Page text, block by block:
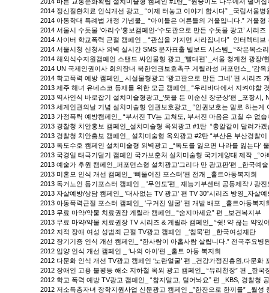
2014 정신질환치료 인식개선 광고_ “이제 터놓고 이야기 합시다” _국립서울
2014 아동학대 특례법 개정 기념물_ “아이들은 어른들의 거울입니다.” 거울
2014 서울시 수돗물 ‘아리수’홍보캠페인-‘수도관으로 만든 수돗물 광고’ 시리
2014 사이버 학교폭력 근절 캠페인 _ “관심을 가지면 사라집니다” 인터렉티
2014 서울시청 신청사 외벽 실시간 SMS 문자표출 빌보드 시스템_ “작은목소
2014 해외식수지원캠페인 스탠드 싸인물형 광고_‘빨대편’ _서울 청계천 광장/
2014 UN 국제인권이사 회의장내 북한인권보호촉구 게릴라성 퍼포먼스_ '감
2014 학교폭력 예방 캠페인_ 시설물형광고 ‘광고판으로 만든 그네’ 편 시리즈
2013 제주 해녀 유네스코 등재를 위한 모금 캠페인_ “우리바다에서 지켜야
2013 역사인식 바로잡기 설치미술형광고_‘붓을 든 이순신 장군상’편 _포항시,
2013 세계인권의날 기념 설치미술형 인권보호광고_ “인권보호는 말로 하는
2013 가정폭력 예방캠페인_ “부서진 TV는 고쳐도, 부서진 마음은 고칠 수 없
2013 경찰청 치안홍보 캠페인_설치미술형 옥외광고 #1탄 “총알같이 달려가
2013 경찰청 치안홍보 캠페인_ 설치미술형 옥외광고 #2탄 “부산은 부산경찰
2013 독도수호 캠페인 설치미술형 외벽광고 _“독도를 잃으면 나라를 잃는다'
2013 국경일 태극기달기 캠페인 국가보훈처 설치미술형 국기게양대 제작 _“
2013 예술가 후원 캠페인_퍼포먼스형 설치광고‘그리다 만 광고판’편 _한국예
2013 미혼모 인식 개선 캠페인_ ‘삐뚤어진 포스터’편 전개 _홀트아동복지회
2013 독거노인 돕기포스터 캠페인 _ '무인도'편_ 재능기부센터 공동제작 / 광
2013 자살예방/상담 캠페인_ '대사없는 TV 광고' 편 TV 30”시리즈 방영_자살
2013 아동폭력근절 포스터 캠페인_ '구겨진 얼굴' 편 개발 배포 _홀트아동복지
2013 무료 마약/약물 치료권장 게릴라 캠페인_ “숨지마세요” 편 _보건복지부
2013 무료 마약/약물 치료권장 TV 시리즈 & 게릴라 캠페인_ “쉿! 약 끊는 약있
2012 지적 장애 여성 성범죄 근절 TV광고 캠페인 _‘침묵'편 _한국여성재단
2012 장기기증 인식 개선 캠페인_ “한사람이 아홉사람 살립니다.” 전국주요병
2012 입양 인식 개선 캠페인 _ ‘나의 아이'편 _홀트 아동 복지회
2012 다문화 인식 개선 TV광고 캠페인 ‘노란얼굴’ 편 _건강가정진흥원,다문화
2012 장애인 고용 불평등 해소 지하철 옥외 광고 캠페인_ “유리천장” 편 _한국
2012 학교 폭력 예방 TV광고 캠페인_ “참지말고, 털어놔요” 편 _KBS, 경찰청
2012 저소득층자녀 장학지원사업 신문광고 캠페인 _”한잔으로 한끼를” _월성